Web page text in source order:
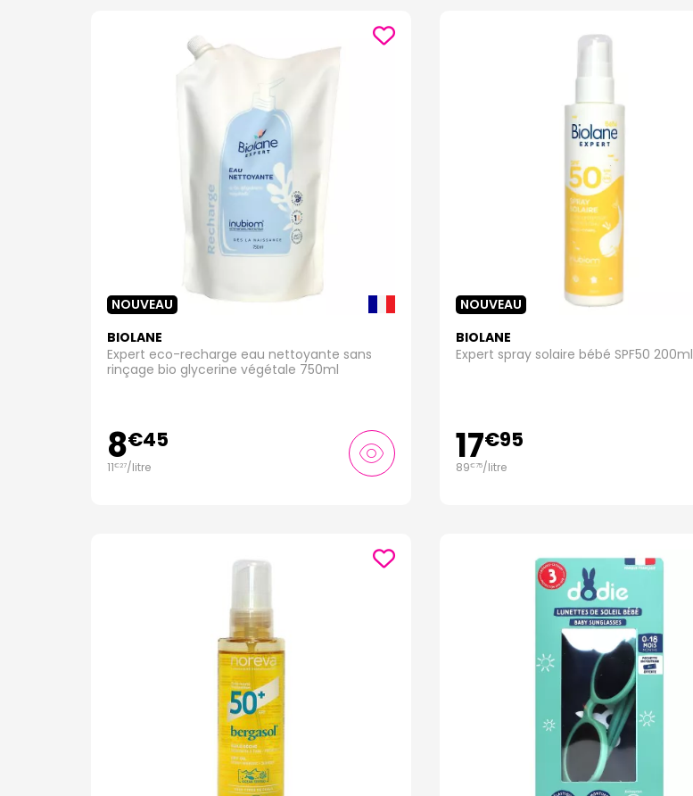
NOUVEAU
BIOLANE
Expert eco-recharge eau nettoyante sans
rinçage bio glycerine végétale 750ml
8€45
11€27/litre
NOUVEAU
BIOLANE
Expert spray solaire bébé SPF50 200ml
17€95
89€75/litre